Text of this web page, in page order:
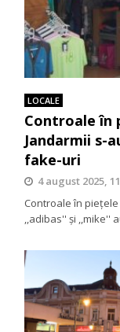
LOCALE
Controale în
Jandarmii s-
fake-uri
4 august 2025,
Controale în
,,adibas'' și ,,mike''